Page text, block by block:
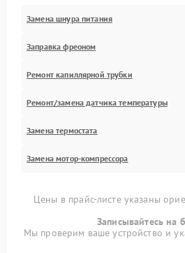
Замена шнура питания
Заправка фреоном
Ремонт капиллярной трубки
Ремонт/замена датчика температуры
Замена термостата
Замена мотор-компрессора
Цены в прайс-листе указаны
Записывайтесь на
Мы проверим ваше устройство и